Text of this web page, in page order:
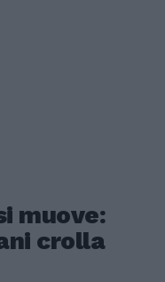
muove:
crolla